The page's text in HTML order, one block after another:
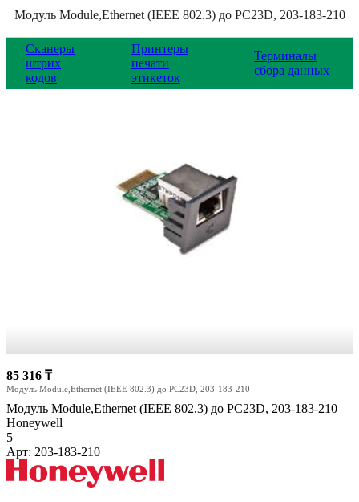
Модуль Module,Ethernet (IEEE 802.3) до PC23D, 203-183-210
Сканеры
штрих
кодов
Принтеры
печати
этикеток
Терминалы
сбора данных
85 316 ₸
Модуль Module,Ethernet (IEEE 802.3) до PC23D, 203-183-210
Модуль Module,Ethernet (IEEE 802.3) до PC23D, 203-183-210
Honeywell
5
Арт: 203-183-210